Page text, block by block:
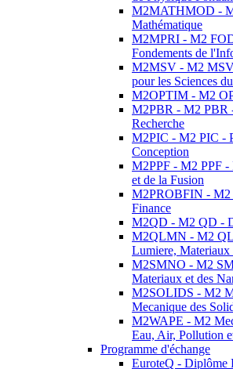
M2MATHMOD -
Mathématique
M2MPRI - M2
Fondements de
M2MSV - M2
pour les Sciences
M2OPTIM - M2
M2PBR - M2 PBR
Recherche
M2PIC - M2 PIC -
Conception
M2PPF - M2 PPF -
et de la Fusion
M2PROBFIN - M2
Finance
M2QD - M2 QD -
M2QLMN - M2
Lumiere, Materiaux
M2SMNO - M2
Materiaux et des
M2SOLIDS - M2
Mecanique des
M2WAPE - M2
Eau, Air, Pollution
Programme d'échange
EuroteQ - Diplôme